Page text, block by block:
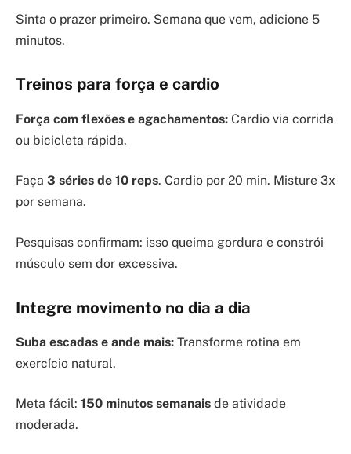
Sinta o prazer primeiro. Semana que vem, adicione 5
minutos.
Treinos para força e cardio
Força com flexões e agachamentos: Cardio via corrida
ou bicicleta rápida.
Faça 3 séries de 10 reps. Cardio por 20 min. Misture 3x
por semana.
Pesquisas confirmam: isso queima gordura e constrói
músculo sem dor excessiva.
Integre movimento no dia a dia
Suba escadas e ande mais: Transforme rotina em
exercício natural.
Meta fácil: 150 minutos semanais de atividade
moderada.